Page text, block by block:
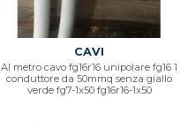
CAVI
Al metro cavo fg16r16 unipolare fg16 1
conduttore da 50mmq senza giallo
verde fg7-1x50 fg16r16-1x50